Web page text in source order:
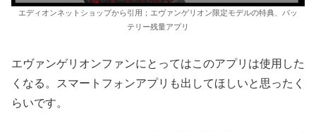
エディオンネットショップから引用；エヴァンゲリオン限定モデルの特典、バッ
テリー残量アプリ
エヴァンゲリオンファンにとってはこのアプリは使用した
くなる。スマートフォンアプリも出してほしいと思ったく
らいです。